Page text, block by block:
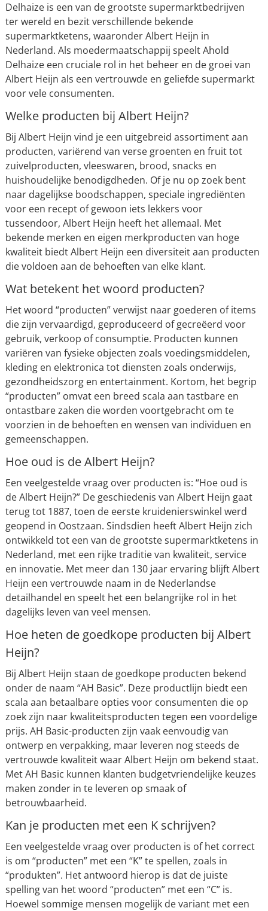
Delhaize is een van de grootste supermarktbedrijven
ter wereld en bezit verschillende bekende
supermarktketens, waaronder Albert Heijn in
Nederland. Als moedermaatschappij speelt Ahold
Delhaize een cruciale rol in het beheer en de groei van
Albert Heijn als een vertrouwde en geliefde supermarkt
voor vele consumenten.
Welke producten bij Albert Heijn?
Bij Albert Heijn vind je een uitgebreid assortiment aan
producten, variërend van verse groenten en fruit tot
zuivelproducten, vleeswaren, brood, snacks en
huishoudelijke benodigdheden. Of je nu op zoek bent
naar dagelijkse boodschappen, speciale ingrediënten
voor een recept of gewoon iets lekkers voor
tussendoor, Albert Heijn heeft het allemaal. Met
bekende merken en eigen merkproducten van hoge
kwaliteit biedt Albert Heijn een diversiteit aan producten
die voldoen aan de behoeften van elke klant.
Wat betekent het woord producten?
Het woord “producten” verwijst naar goederen of items
die zijn vervaardigd, geproduceerd of gecreëerd voor
gebruik, verkoop of consumptie. Producten kunnen
variëren van fysieke objecten zoals voedingsmiddelen,
kleding en elektronica tot diensten zoals onderwijs,
gezondheidszorg en entertainment. Kortom, het begrip
“producten” omvat een breed scala aan tastbare en
ontastbare zaken die worden voortgebracht om te
voorzien in de behoeften en wensen van individuen en
gemeenschappen.
Hoe oud is de Albert Heijn?
Een veelgestelde vraag over producten is: “Hoe oud is
de Albert Heijn?” De geschiedenis van Albert Heijn gaat
terug tot 1887, toen de eerste kruidenierswinkel werd
geopend in Oostzaan. Sindsdien heeft Albert Heijn zich
ontwikkeld tot een van de grootste supermarktketens in
Nederland, met een rijke traditie van kwaliteit, service
en innovatie. Met meer dan 130 jaar ervaring blijft Albert
Heijn een vertrouwde naam in de Nederlandse
detailhandel en speelt het een belangrijke rol in het
dagelijks leven van veel mensen.
Hoe heten de goedkope producten bij Albert
Heijn?
Bij Albert Heijn staan de goedkope producten bekend
onder de naam “AH Basic”. Deze productlijn biedt een
scala aan betaalbare opties voor consumenten die op
zoek zijn naar kwaliteitsproducten tegen een voordelige
prijs. AH Basic-producten zijn vaak eenvoudig van
ontwerp en verpakking, maar leveren nog steeds de
vertrouwde kwaliteit waar Albert Heijn om bekend staat.
Met AH Basic kunnen klanten budgetvriendelijke keuzes
maken zonder in te leveren op smaak of
betrouwbaarheid.
Kan je producten met een K schrijven?
Een veelgestelde vraag over producten is of het correct
is om “producten” met een “K” te spellen, zoals in
“produkten”. Het antwoord hierop is dat de juiste
spelling van het woord “producten” met een “C” is.
Hoewel sommige mensen mogelijk de variant met een